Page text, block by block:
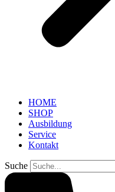
HOME
SHOP
Ausbildung
Service
Kontakt
Suche